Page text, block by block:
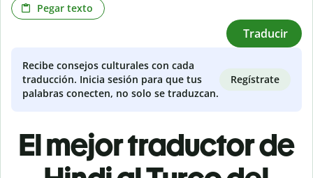
Pegar texto
Traducir
Recibe consejos culturales con cada
traducción. Inicia sesión para que tus
palabras conecten, no solo se traduzcan.
Regístrate
El mejor traductor de